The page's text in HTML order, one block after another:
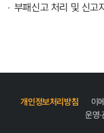
부패신고 처리 및 신고
개인정보처리방침 이
운영